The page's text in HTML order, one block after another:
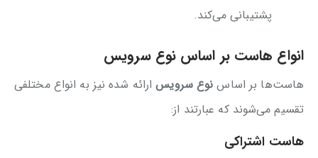
پشتیبانی می‌کند.
انواع هاست بر اساس نوع سرویس
هاست‌ها بر اساس نوع سرویسارائه شده نیز به انواع مختلفی
تقسیم می‌‌شوند که عبارتند از:
هاست اشتراکی